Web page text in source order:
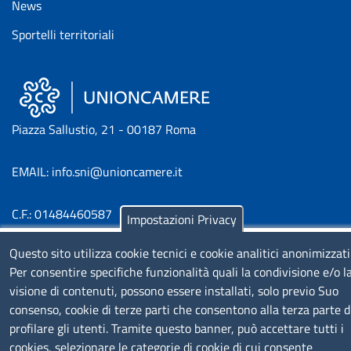
News
Sportelli territoriali
Piazza Sallustio, 21 - 00187 Roma
EMAIL: info.sni@unioncamere.it
C.F.: 01484460587
P.Iva: 01000211001
SERVIZIO REALIZZATO DA
Impostazioni Privacy
Questo sito utilizza cookie tecnici e cookie analitici
Per consentire specifiche funzionalità quali la condivisione e/o
visione di contenuti, possono essere installati, solo previo Suo
consenso, cookie di terze parti che consentono alla terza parte
profilare gli utenti. Tramite questo banner, può accettare tutti i
cookies, selezionare le categorie di cookie di cui consente